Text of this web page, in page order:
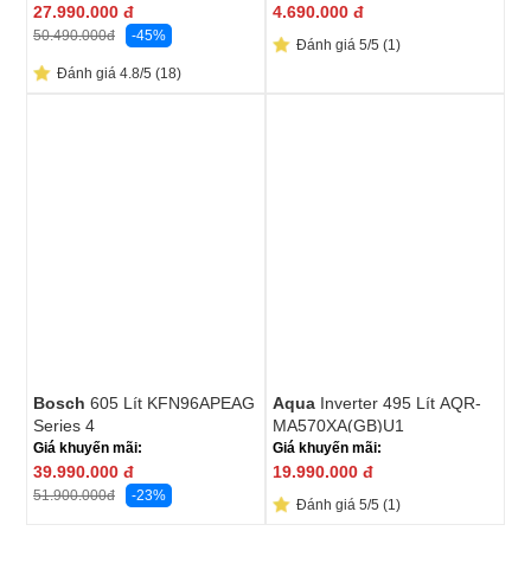
27.990.000 đ
50.490.000đ -45%
Đánh giá 4.8/5 (18)
4.690.000 đ
Đánh giá 5/5 (1)
Bosch 605 Lít KFN96APEAG
Series 4
Giá khuyến mãi:
39.990.000 đ
51.900.000đ -23%
Aqua Inverter 495 Lít AQR-
MA570XA(GB)U1
Giá khuyến mãi:
19.990.000 đ
Đánh giá 5/5 (1)